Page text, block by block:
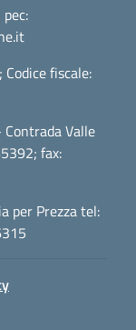
pec:
fiscale:
Valle
fax:
per Prezza tel: